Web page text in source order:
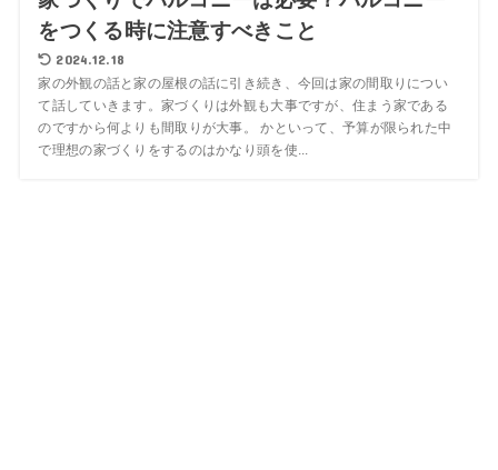
をつくる時に注意すべきこと
2024.12.18
家の外観の話と家の屋根の話に引き続き、今回は家の間取りについ
て話していきます。家づくりは外観も大事ですが、住まう家である
のですから何よりも間取りが大事。 かといって、予算が限られた中
で理想の家づくりをするのはかなり頭を使...